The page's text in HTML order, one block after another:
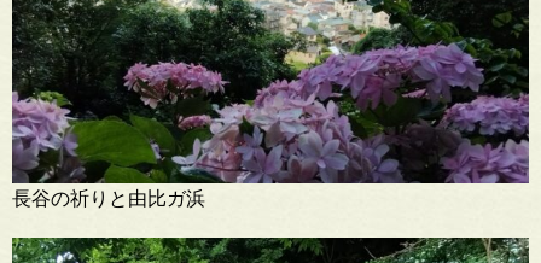
長谷の祈りと由比ガ浜